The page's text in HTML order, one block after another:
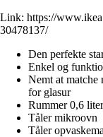
Link: https://
30478137/
Den perfekte
Enkel og
Nemt at matche
for glasur
Rummer 0,6 liter
Tåler mikroovn
Tåler